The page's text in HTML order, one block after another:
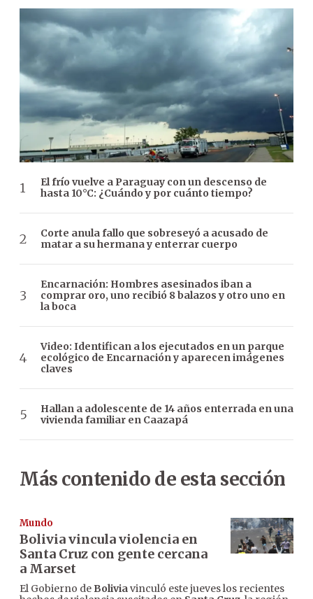
El frío vuelve a Paraguay con un descenso de
hasta 10°C: ¿Cuándo y por cuánto tiempo?
Corte anula fallo que sobreseyó a acusado de
matar a su hermana y enterrar cuerpo
Encarnación: Hombres asesinados iban a
comprar oro, uno recibió 8 balazos y otro uno en
la boca
Video: Identifican a los ejecutados en un parque
ecológico de Encarnación y aparecen imágenes
claves
Hallan a adolescente de 14 años enterrada en una
vivienda familiar en Caazapá
Más contenido de esta sección
Mundo
Bolivia vincula violencia en
Santa Cruz con gente cercana
a Marset
El Gobierno de Boliviavinculó este jueves los recientes